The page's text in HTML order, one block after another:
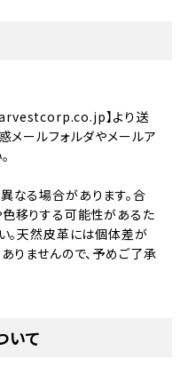
】より送
メールフォルダやメールア
なる場合があります。合
移りする可能性があるた
。天然皮革には個体差が
りませんので、予めご了承
いて